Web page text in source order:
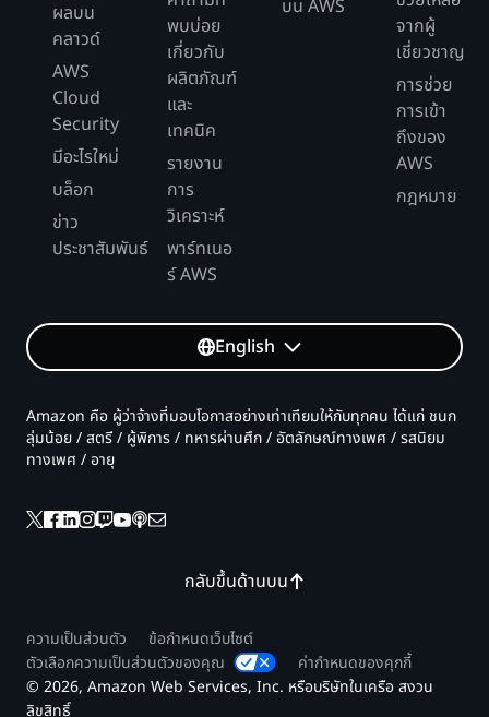
ผลบน
คลาวด์
AWS
Cloud
Security
มีอะไรใหม่
บล็อก
ข่าว
ประชาสัมพันธ์
พบบ่อย
เกี่ยวกับ
ผลิตภัณฑ์
และ
เทคนิค
รายงาน
การ
วิเคราะห์
พาร์ทเนอ
ร์ AWS
บน AWS
จากผู้
เชี่ยวชาญ
การช่วย
การเข้า
ถึงของ
AWS
กฎหมาย
English
กลับขึ้นด้านบน
Amazon คือ ผู้ว่าจ้างที่มอบโอกาสอย่างเท่าเทียมให้กับทุกคน ได้แก่ ชนก
ลุ่มน้อย / สตรี / ผู้พิการ / ทหารผ่านศึก / อัตลักษณ์ทางเพศ / รสนิยม
ทางเพศ / อายุ
ความเป็นส่วนตัว
ข้อกำหนดเว็บไซต์
ตัวเลือกความเป็นส่วนตัวของคุณ
ค่ากำหนดของคุกกี้
© 2026, Amazon Web Services, Inc. หรือบริษัทในเครือ สงวน
ลิขสิทธิ์